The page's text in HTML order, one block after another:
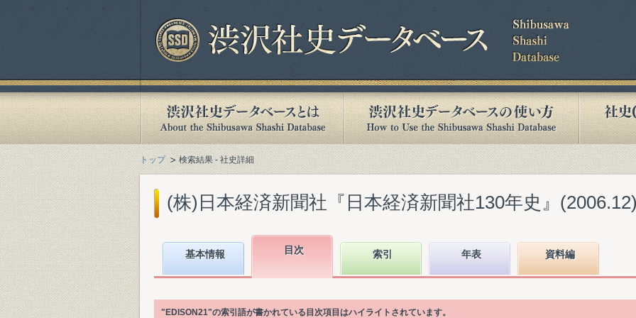
トップ 検索結果 - 社史詳細
(株)日本経済新聞社『日本経済新聞社130年史』
基本情報 目次 索引 年表 資料編
"EDISON21"の索引語が書かれている目次項目はハイライトされています。